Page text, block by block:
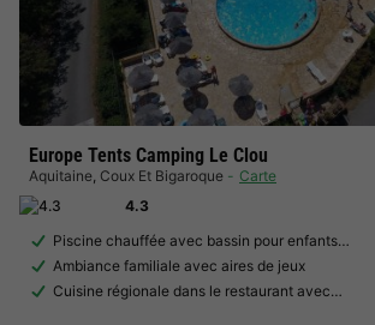
Europe Tents Camping Le Clou
Aquitaine, Coux Et Bigaroque
Carte
4.3
Piscine chauffée avec bassin pour enfants…
Ambiance familiale avec aires de jeux
Cuisine régionale dans le restaurant avec…